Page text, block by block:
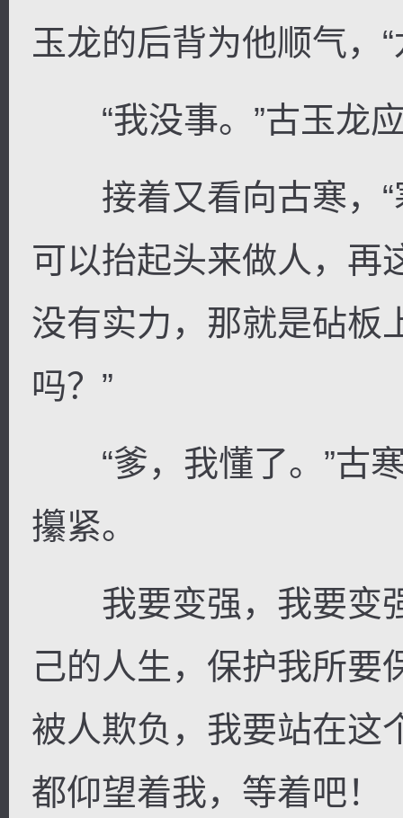
玉龙的后背为他顺气，
“我没事。”古玉龙
接着又看向古寒，“
可以抬起头来做人，再
没有实力，那就是砧板
吗？”
“爹，我懂了。”古寒
攥紧。
我要变强，我要变
己的人生，保护我所要
被人欺负，我要站在这
都仰望着我，等着吧！